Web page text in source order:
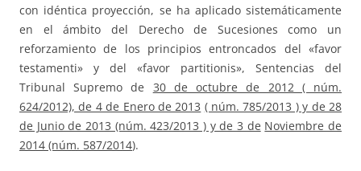
con idéntica proyección, se ha aplicado sistemáticamente
en el ámbito del Derecho de Sucesiones como un
reforzamiento de los principios entroncados del «favor
testamenti» y del «favor partitionis», Sentencias del
Tribunal Supremo de 30 de octubre de 2012 ( núm.
624/2012), de 4 de Enero de 2013 ( núm. 785/2013 ) y de 28
de Junio de 2013 (núm. 423/2013 ) y de 3 de Noviembre de
2014 (núm. 587/2014).